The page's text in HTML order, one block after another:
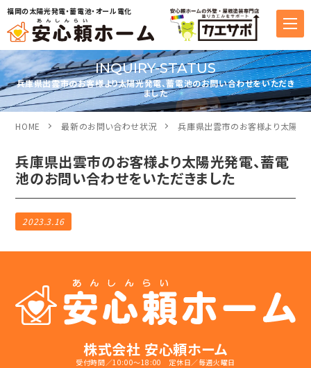
福岡の太陽光発電・蓄電池・オール電化
INQUIRY-STATUS
兵庫県出雲市のお客様より太陽光発電、蓄電池のお問い合わせをいただき
ました
HOME 最新のお問い合わせ状況 兵庫県出雲市のお客様より太陽光
兵庫県出雲市のお客様より太陽光発電、蓄電
池のお問い合わせをいただきました
2023.3.16
株式会社 安心頼ホーム
受付時間／10:00～18:00 定休日／毎週火曜日